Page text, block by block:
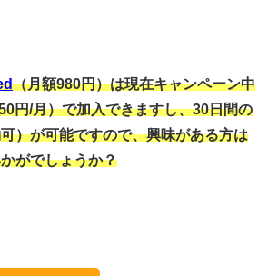
（月額980円）は現在キャンペーン中
円/月）で加入できますし、30日間の
）が可能ですので、興味がある方は
がでしょうか？